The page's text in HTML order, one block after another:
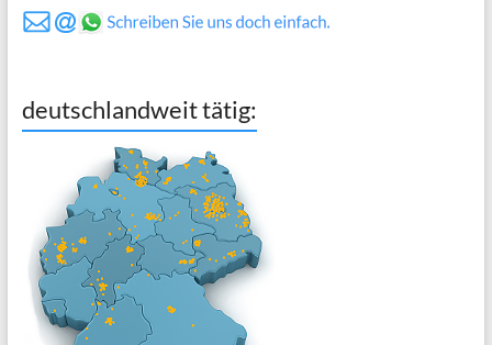
deutschlandweit tätig: